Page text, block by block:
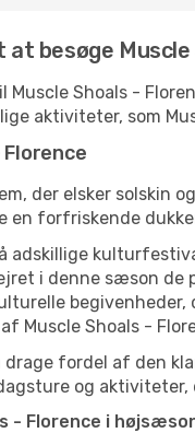
besøge Muscle
Shoals -
aktiviteter, som
der elsker solskin
forfriskende
adskillige
i denne sæson de
Muscle Shoals -
fordel af den
og aktiviteter,
- Florence i